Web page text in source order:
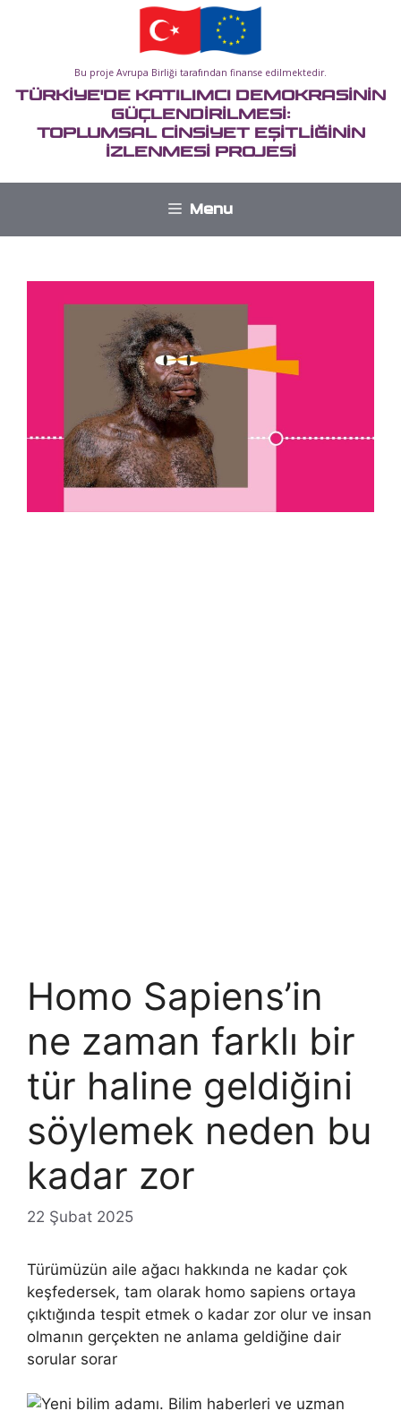
Bu proje Avrupa Birliği tarafından finanse edilmektedir.
TÜRKİYE'DE KATILIMCI DEMOKRASİNİN
GÜÇLENDİRİLMESİ:
TOPLUMSAL CİNSİYET EŞİTLİĞİNİN
İZLENMESİ PROJESİ
Menu
Homo Sapiens’in
ne zaman farklı bir
tür haline geldiğini
söylemek neden bu
kadar zor
22 Şubat 2025
Türümüzün aile ağacı hakkında ne kadar çok
keşfedersek, tam olarak homo sapiens ortaya
çıktığında tespit etmek o kadar zor olur ve insan
olmanın gerçekten ne anlama geldiğine dair
sorular sorar